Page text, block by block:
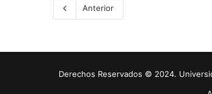
Anterior
Derechos Reservados © 2024.